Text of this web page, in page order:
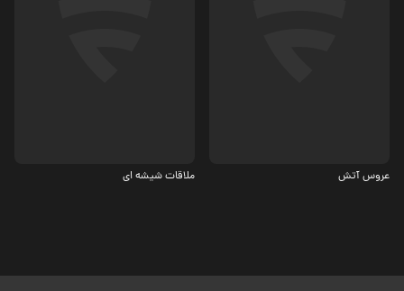
عروس آتش ملاقات شیشه ای